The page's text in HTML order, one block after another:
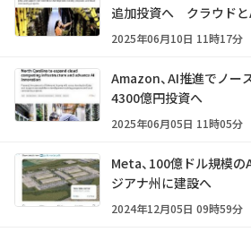
追加投資へ クラウドと
2025年06月10日 11時17分
Amazon、AI推進でノー
4300億円投資へ
2025年06月05日 11時05分
Meta、100億ドル規模
ジアナ州に建設へ
2024年12月05日 09時59分